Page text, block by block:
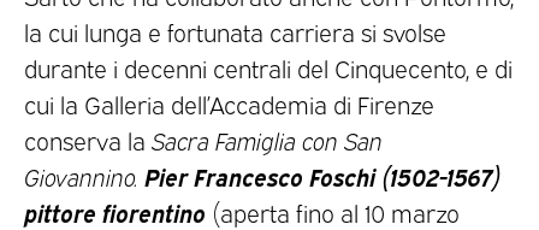
la cui lunga e fortunata carriera si svolse
durante i decenni centrali del Cinquecento, e di
cui la Galleria dell’Accademia di Firenze
conserva la Sacra Famiglia con San
Giovannino. Pier Francesco Foschi (1502-1567)
pittore fiorentino (aperta fino al 10 marzo